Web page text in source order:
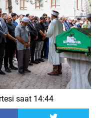
saat 14:44